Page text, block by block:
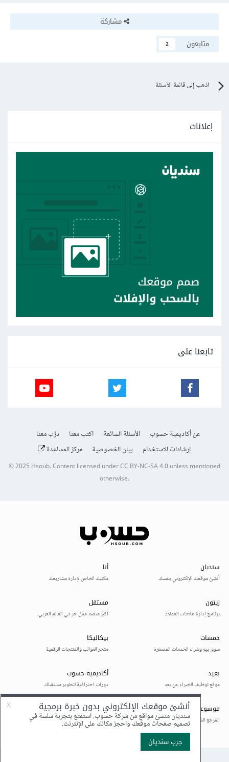
مشاركة
متابعون
2
اذهب إلى قائمة الأسئلة
إعلانات
تابعنا على
عن أكاديمية حسوب الأسئلة الشائعة اكتب معنا
درّب معنا
إرشادات الاستخدام
بيان الخصوصية مركز المساعدة
© 2025Hsoub.Content licensed underCC BY-NC-SA 4.0unless mentioned
otherwise.